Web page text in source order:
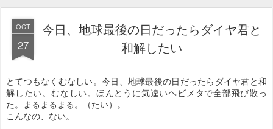
OCT
27
今日、地球最後の日だったらダイヤ君と
和解したい
とてつもなくむなしい。今日、地球最後の日だったらダイヤ君と和
解したい。むなしい。ほんとうに気違いヘビメタで全部飛び散っ
た。まるまるまる。（たい）。
こんなの、ない。